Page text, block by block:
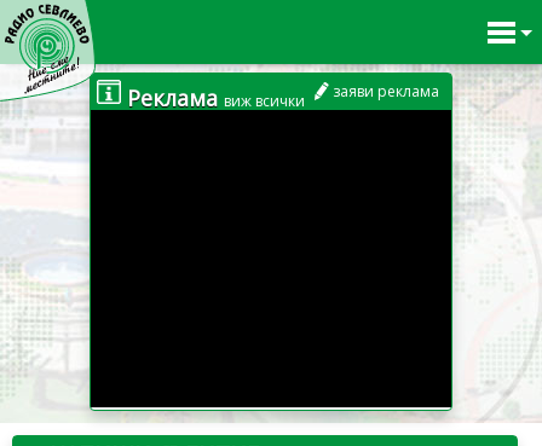
Реклама виж всички заяви реклама